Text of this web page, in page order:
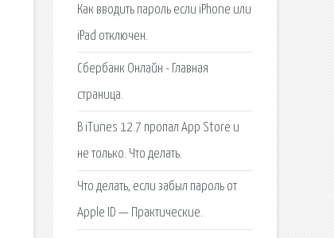
Как вводить пароль если iPhone или
iPad отключен.
Сбербанк Онлайн - Главная
страница.
В iTunes 12.7 пропал App Store и
не только. Что делать.
Что делать, если забыл пароль от
Apple ID — Практические.